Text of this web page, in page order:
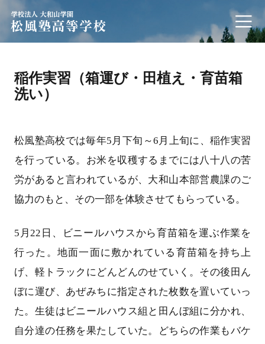
稲作実習（箱運び・田植え・育苗箱
洗い）
松風塾高校では毎年5月下旬～6月上旬に、稲作実習
を行っている。お米を収穫するまでには八十八の苦
労があると言われているが、大和山本部営農課のご
協力のもと、その一部を体験させてもらっている。
5月22日、ビニールハウスから育苗箱を運ぶ作業を
行った。地面一面に敷かれている育苗箱を持ち上
げ、軽トラックにどんどんのせていく。その後田ん
ぼに運び、あぜみちに指定された枚数を置いていっ
た。生徒はビニールハウス組と田んぼ組に分かれ、
自分達の任務を果たしていた。どちらの作業もバケ